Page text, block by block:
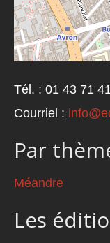
Tél. : 01 43 71
Courriel :
Par
Méandre
Les